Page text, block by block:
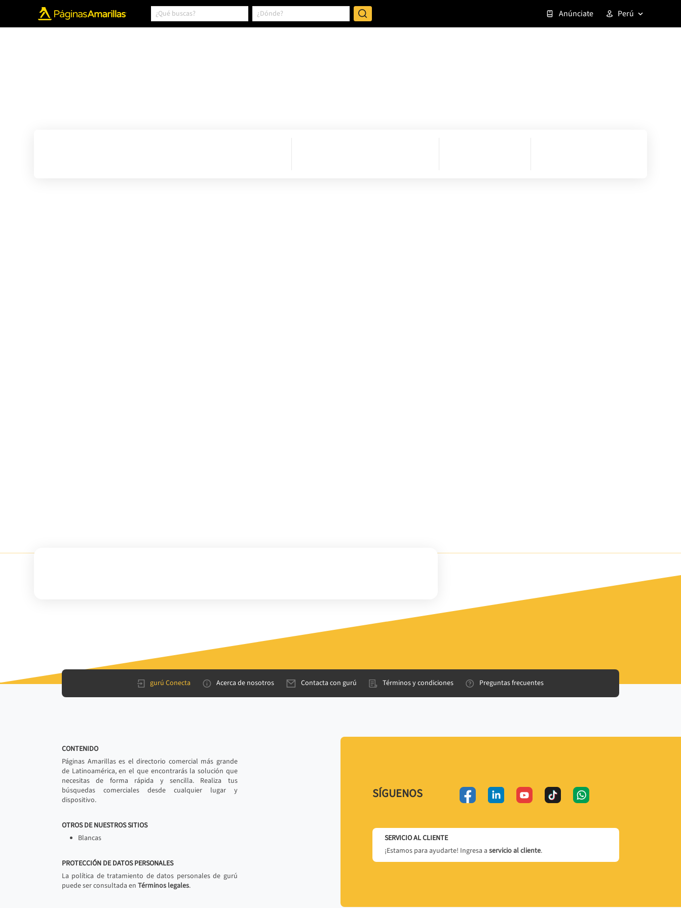
Anúnciate Perú
gurú Conecta Acerca de nosotros Contacta con gurú Términos y condiciones Preguntas frecuentes
CONTENIDO
Páginas Amarillas es el directorio comercial más grande
de Latinoamérica, en el que encontrarás la solución que
necesitas de forma rápida y sencilla. Realiza tus
búsquedas comerciales desde cualquier lugar y
dispositivo.
OTROS DE NUESTROS SITIOS
Blancas
PROTECCIÓN DE DATOS PERSONALES
La política de tratamiento de datos personales de gurú
puede ser consultada en Términos legales.
SÍGUENOS
SERVICIO AL CLIENTE
¡Estamos para ayudarte! Ingresa a servicio al cliente.